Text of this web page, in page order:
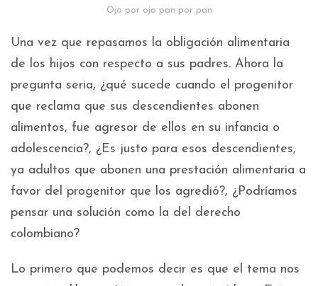
Ojo por ojo pan por pan
Una vez que repasamos la obligación alimentaria
de los hijos con respecto a sus padres. Ahora la
pregunta seria, ¿qué sucede cuando el progenitor
que reclama que sus descendientes abonen
alimentos, fue agresor de ellos en su infancia o
adolescencia?, ¿Es justo para esos descendientes,
ya adultos que abonen una prestación alimentaria a
favor del progenitor que los agredió?, ¿Podríamos
pensar una solución como la del derecho
colombiano?
Lo primero que podemos decir es que el tema nos